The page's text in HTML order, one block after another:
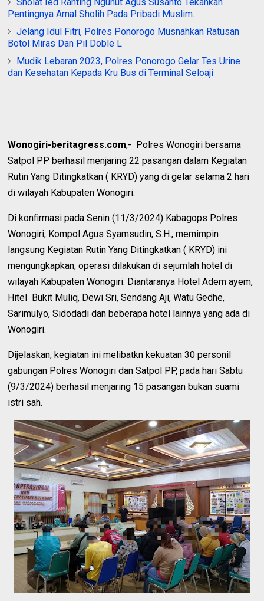
Pentingnya Amal Sholih Pada Pribadi Muslim.
Jelang Idul Fitri, Polres Ponorogo Musnahkan Ratusan
Botol Miras Dan Pil Doble L
Mudik Lebaran 2023, Polres Ponorogo Gelar Tes Urine
dan Kesehatan Kepada Kru Bus di Terminal Seloaji
Wonogiri-beritagress.com,- Polres Wonogiri bersama
Satpol PP berhasil menjaring 22 pasangan dalam Kegiatan
Rutin Yang Ditingkatkan ( KRYD) yang di gelar selama 2 hari
di wilayah Kabupaten Wonogiri.
Di konfirmasi pada Senin (11/3/2024) Kabagops Polres
Wonogiri, Kompol Agus Syamsudin, S.H., memimpin
langsung Kegiatan Rutin Yang Ditingkatkan ( KRYD) ini
mengungkapkan, operasi dilakukan di sejumlah hotel di
wilayah Kabupaten Wonogiri. Diantaranya Hotel Adem ayem,
Hitel Bukit Muliq, Dewi Sri, Sendang Aji, Watu Gedhe,
Sarimulyo, Sidodadi dan beberapa hotel lainnya yang ada di
Wonogiri.
Dijelaskan, kegiatan ini melibatkn kekuatan 30 personil
gabungan Polres Wonogiri dan Satpol PP, pada hari Sabtu
(9/3/2024) berhasil menjaring 15 pasangan bukan suami
istri sah.